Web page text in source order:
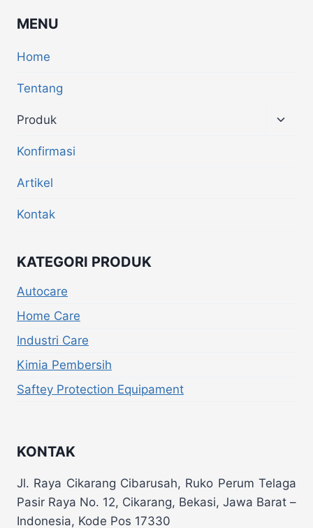
MENU
Home
Tentang
Produk
Konfirmasi
Artikel
Kontak
KATEGORI PRODUK
Autocare
Home Care
Industri Care
Kimia Pembersih
Saftey Protection Equipament
KONTAK
Jl. Raya Cikarang Cibarusah, Ruko Perum Telaga
Pasir Raya No. 12, Cikarang, Bekasi, Jawa Barat –
Indonesia, Kode Pos 17330